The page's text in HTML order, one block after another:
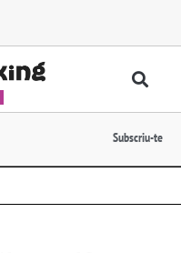
Subscriu-te